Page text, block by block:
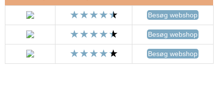
Besøg webshop
Besøg webshop
Besøg webshop